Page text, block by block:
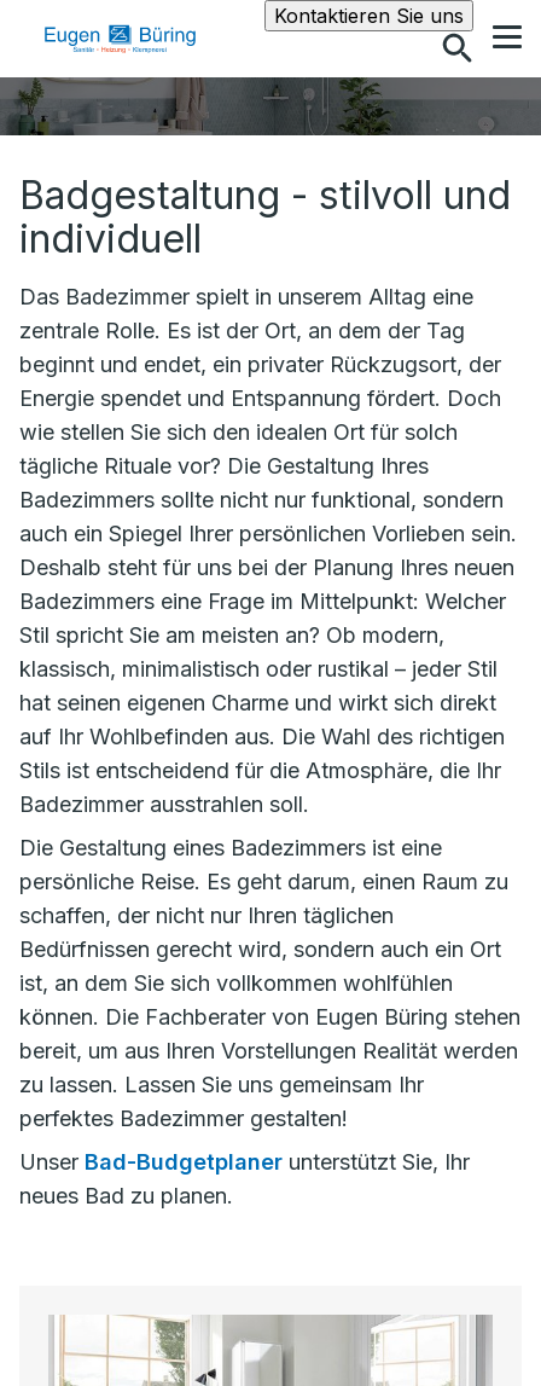
Kontaktieren Sie unsSuche
Badgestaltung - stilvoll und
individuell
Das Badezimmer spielt in unserem Alltag eine
zentrale Rolle. Es ist der Ort, an dem der Tag
beginnt und endet, ein privater Rückzugsort, der
Energie spendet und Entspannung fördert. Doch
wie stellen Sie sich den idealen Ort für solch
tägliche Rituale vor? Die Gestaltung Ihres
Badezimmers sollte nicht nur funktional, sondern
auch ein Spiegel Ihrer persönlichen Vorlieben sein.
Deshalb steht für uns bei der Planung Ihres neuen
Badezimmers eine Frage im Mittelpunkt: Welcher
Stil spricht Sie am meisten an? Ob modern,
klassisch, minimalistisch oder rustikal – jeder Stil
hat seinen eigenen Charme und wirkt sich direkt
auf Ihr Wohlbefinden aus. Die Wahl des richtigen
Stils ist entscheidend für die Atmosphäre, die Ihr
Badezimmer ausstrahlen soll.
Die Gestaltung eines Badezimmers ist eine
persönliche Reise. Es geht darum, einen Raum zu
schaffen, der nicht nur Ihren täglichen
Bedürfnissen gerecht wird, sondern auch ein Ort
ist, an dem Sie sich vollkommen wohlfühlen
können. Die Fachberater von Eugen Büring stehen
bereit, um aus Ihren Vorstellungen Realität werden
zu lassen. Lassen Sie uns gemeinsam Ihr
perfektes Badezimmer gestalten!
Unser Bad-Budgetplaner unterstützt Sie, Ihr
neues Bad zu planen.